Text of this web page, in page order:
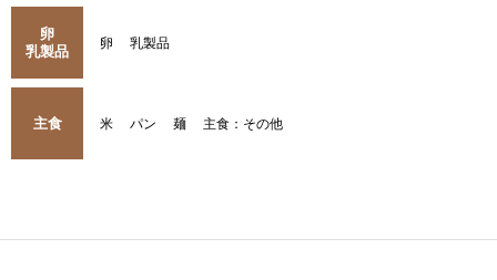
卵
乳製品
卵 乳製品
主食 米 パン 麺 主食：その他